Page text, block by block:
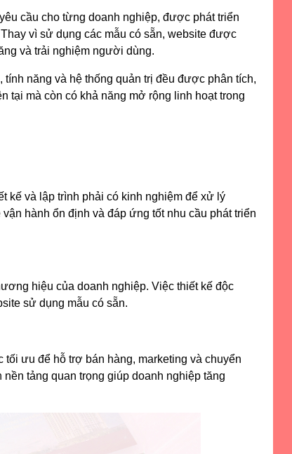
cầu cho từng doanh nghiệp, được phát triển
vì sử dụng các mẫu có sẵn, website được
và trải nghiệm người dùng.
năng và hệ thống quản trị đều được phân tích,
tại mà còn có khả năng mở rộng linh hoạt trong
kế và lập trình phải có kinh nghiệm để xử lý
hành ổn định và đáp ứng tốt nhu cầu phát triển
hiệu của doanh nghiệp. Việc thiết kế độc
sử dụng mẫu có sẵn.
ưu để hỗ trợ bán hàng, marketing và chuyển
tảng quan trọng giúp doanh nghiệp tăng